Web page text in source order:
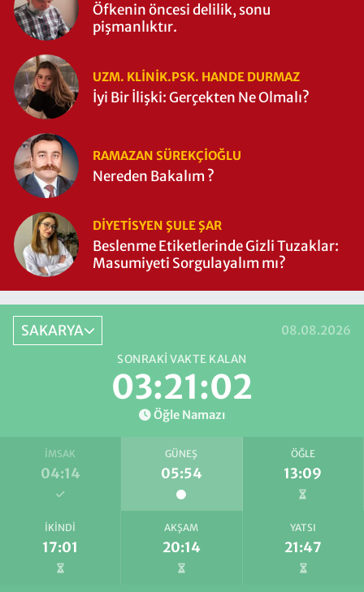
Öfkenin öncesi delilik, sonu
pişmanlıktır.
UZM. KLINIK.PSK. HANDE DURMAZ
İyi Bir İlişki: Gerçekten Ne Olmalı?
RAMAZAN SÜREKÇIOĞLU
Nereden Bakalım ?
DIYETISYEN ŞULE ŞAR
Beslenme Etiketlerinde Gizli Tuzaklar:
Masumiyeti Sorgulayalım mı?
SAKARYA 08.08.2026
SONRAKI VAKTE KALAN
03:21:01
Öğle Namazı
İMSAK
04:14
GÜNEŞ
05:54
ÖĞLE
13:09
İKINDI
17:01
AKŞAM
20:14
YATSI
21:47